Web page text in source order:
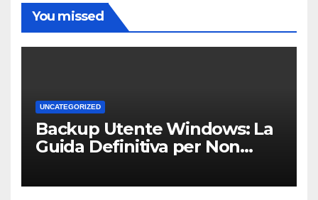
You missed
UNCATEGORIZED
Backup Utente Windows: La
Guida Definitiva per Non
Casa o dell’Ufficio